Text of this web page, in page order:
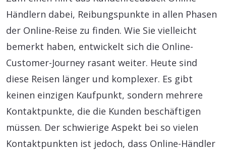
Händlern dabei, Reibungspunkte in allen Phasen
der Online-Reise zu finden. Wie Sie vielleicht
bemerkt haben, entwickelt sich die Online-
Customer-Journey rasant weiter. Heute sind
diese Reisen länger und komplexer. Es gibt
keinen einzigen Kaufpunkt, sondern mehrere
Kontaktpunkte, die die Kunden beschäftigen
müssen. Der schwierige Aspekt bei so vielen
Kontaktpunkten ist jedoch, dass Online-Händler